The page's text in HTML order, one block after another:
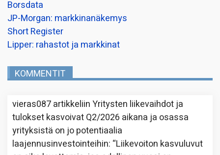
Borsdata
JP-Morgan: markkinanäkemys
Short Register
Lipper: rahastot ja markkinat
KOMMENTIT
vieras087artikkeliinYritysten liikevaihdot ja
tulokset kasvoivat Q2/2026 aikana ja osassa
yrityksistä on jo potentiaalia
laajennusinvestointeihin: “Liikevoiton kasvuluvut